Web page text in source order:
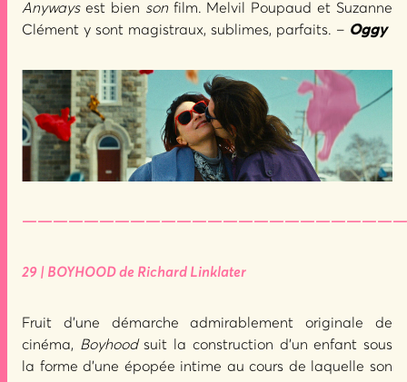
Anywaysest bien sonfilm. Melvil Poupaud et Suzanne
Clément y sont magistraux, sublimes, parfaits. – Oggy
29 | BOYHOOD de Richard Linklater
Fruit d’une démarche admirablement originale de
cinéma, Boyhoodsuit la construction d’un enfant sous
la forme d’une épopée intime au cours de laquelle son